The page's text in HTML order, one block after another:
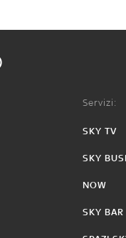
Servizi:
SKY TV
SKY
NOW
SKY BAR